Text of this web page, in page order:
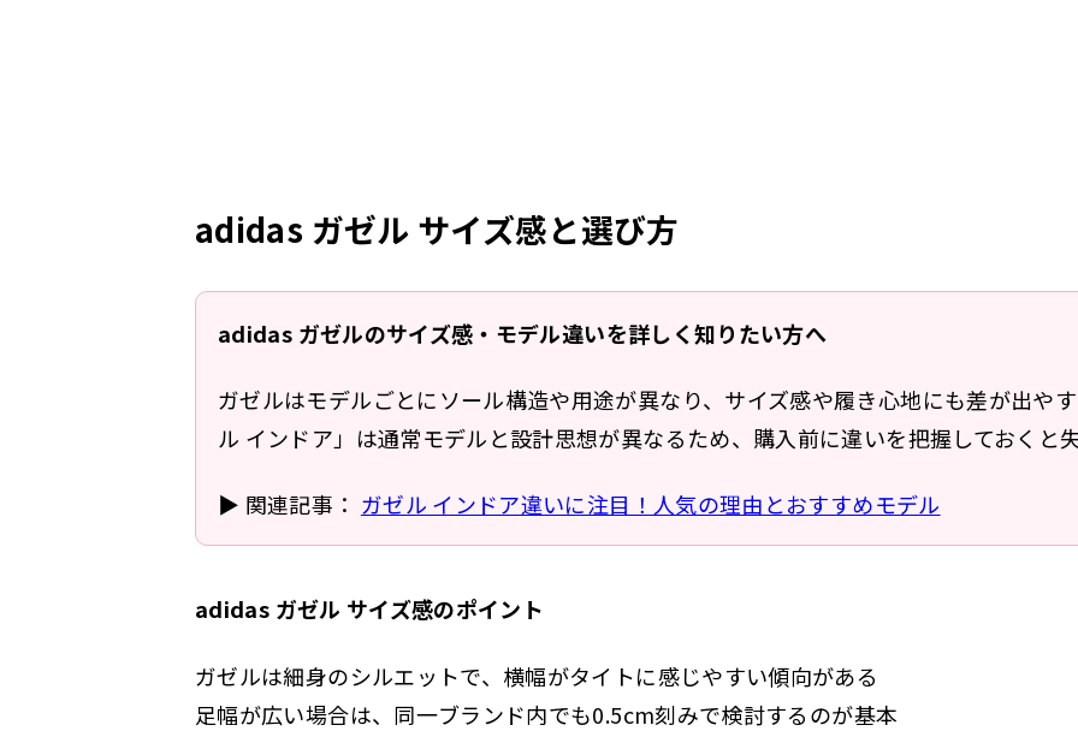
adidas ガゼル サイズ感と選び方
adidas ガゼルのサイズ感・モデル違いを詳しく知りたい方へ
ガゼルはモデルごとにソール構造や用途が異なり、サイズ感や履き心地にも差が出や
ル インドア」は通常モデルと設計思想が異なるため、購入前に違いを把握しておくと
▶ 関連記事： ガゼル インドア違いに注目！人気の理由とおすすめモデル
adidas ガゼル サイズ感のポイント
ガゼルは細身のシルエットで、横幅がタイトに感じやすい傾向がある
足幅が広い場合は、同一ブランド内でも0.5cm刻みで検討するのが基本